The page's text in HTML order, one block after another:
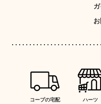
コープの宅配 ハーツ